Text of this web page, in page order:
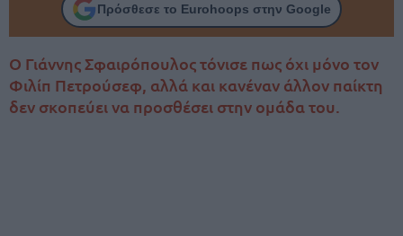
Πρόσθεσε το Eurohoops στην Google
Ο Γιάννης Σφαιρόπουλος τόνισε πως όχι μόνο τον
Φιλίπ Πετρούσεφ, αλλά και κανέναν άλλον παίκτη
δεν σκοπεύει να προσθέσει στην ομάδα του.